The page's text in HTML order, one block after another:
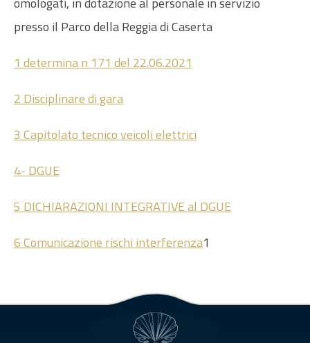
presso il Parco della Reggia di Caserta
1 determina n 171 del 22.06.2021
2 Disciplinare di gara
3 Capitolato tecnico veicoli elettrici
4- DGUE
5 DICHIARAZIONI INTEGRATIVE al DGUE
6 Comunicazione rischi interferenza1